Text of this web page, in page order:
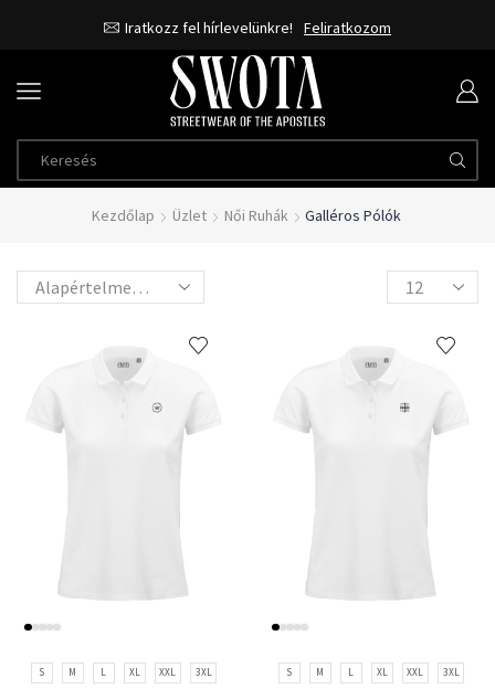
Iratkozz fel hírlevelünkre! Feliratkozom
Kezdőlap Üzlet Női Ruhák Galléros Pólók
S M L XL XXL 3XL S M L XL XXL 3XL